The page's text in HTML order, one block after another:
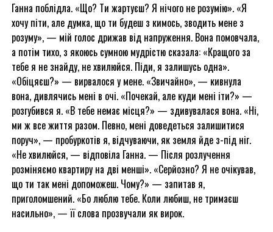
Ганна поблідла. «Що? Ти жартуєш? Я нічого не розумію». «Я
хочу піти, але думка, що ти будеш з кимось, зводить мене з
розуму», — мій голос дрижав від напруження. Вона помовчала,
а потім тихо, з якоюсь сумною мудрістю сказала: «Кращого за
тебе я не знайду, не хвилюйся. Піди, я залишусь одна».
«Обіцяєш?» — вирвалося у мене. «Звичайно», — кивнула
вона, дивлячись мені в очі. «Почекай, але куди мені іти?» —
розгубився я. «В тебе немає місця?» — здивувалася вона. «Ні,
ми ж все життя разом. Певно, мені доведеться залишитися
поруч», — пробуркотів я, відчуваючи, як земля йде з-під ніг.
«Не хвилюйся, — відповіла Ганна. — Після розлучення
розміняємо квартиру на дві менші». «Серйозно? Я не очікував,
що ти так мені допоможеш. Чому?» — запитав я,
приголомшений. «Бо люблю тебе. Коли любиш, не тримаєш
насильно», — її слова прозвучали як вирок.